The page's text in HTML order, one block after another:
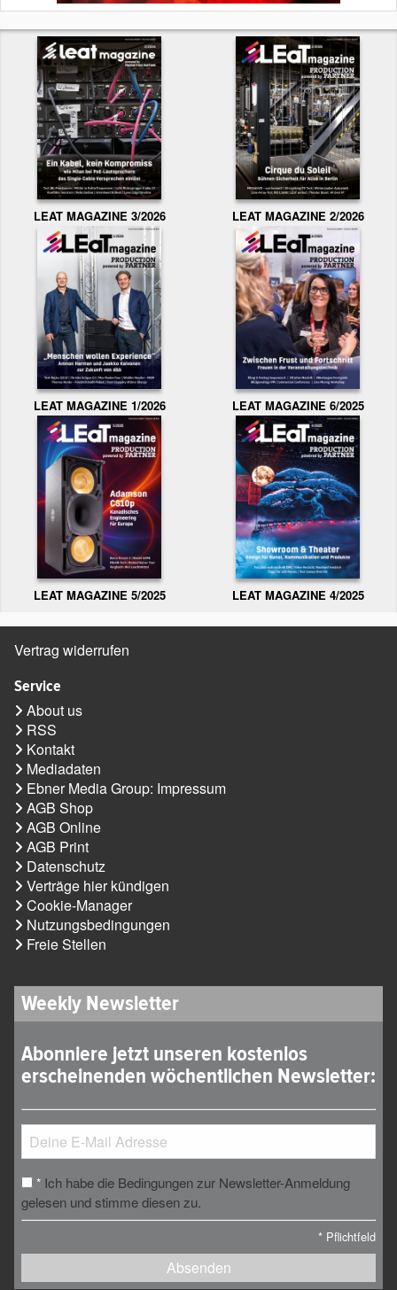
LEAT MAGAZINE 3/2026 LEAT MAGAZINE 2/2026
LEAT MAGAZINE 1/2026 LEAT MAGAZINE 6/2025
LEAT MAGAZINE 5/2025 LEAT MAGAZINE 4/2025
Vertrag widerrufen
Service
About us
RSS
Kontakt
Mediadaten
Ebner Media Group: Impressum
AGB Shop
AGB Online
AGB Print
Datenschutz
Verträge hier kündigen
Cookie-Manager
Nutzungsbedingungen
Freie Stellen
Weekly Newsletter
Abonniere jetzt unseren kostenlos
erscheinenden wöchentlichen Newsletter:
* Ich habe die Bedingungen zur Newsletter-Anmeldung
gelesen und stimme diesen zu.
* Pflichtfeld
Absenden